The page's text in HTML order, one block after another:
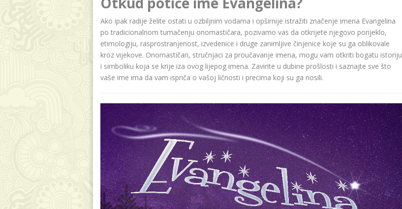
Ako ipak radije želite ostati u ozbiljnim vodama i opširnije istražiti značenje imena Evangelina
po tradicionalnom tumačenju onomastičara, pozivamo vas da otkrijete njegovo porijeklo,
etimologiju, rasprostranjenost, izvedenice i druge zanimljive činjenice koje su ga oblikovale
kroz vijekove. Onomastičari, stručnjaci za proučavanje imena, mogu vam otkriti bogatu istoriju
i simboliku koja se krije iza ovog lijepog imena. Zavirite u dubine prošlosti i saznajte sve što
vaše ime ima da vam ispriča o vašoj ličnosti i precima koji su ga nosili.